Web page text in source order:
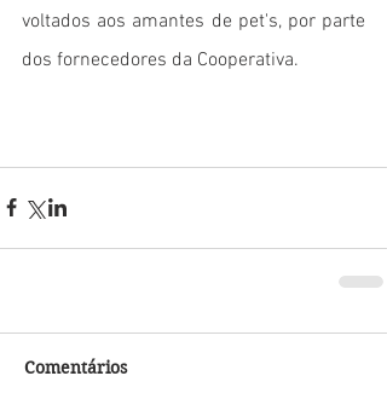
voltados aos amantes de pet's, por parte
dos fornecedores da Cooperativa.
Comentários